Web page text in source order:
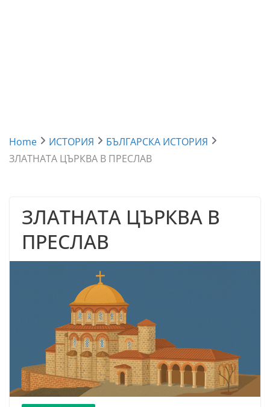
Home ИСТОРИЯ
БЪЛГАРСКА ИСТОРИЯ
ЗЛАТНАТА ЦЪРКВА В ПРЕСЛАВ
ЗЛАТНАТА ЦЪРКВА В
ПРЕСЛАВ